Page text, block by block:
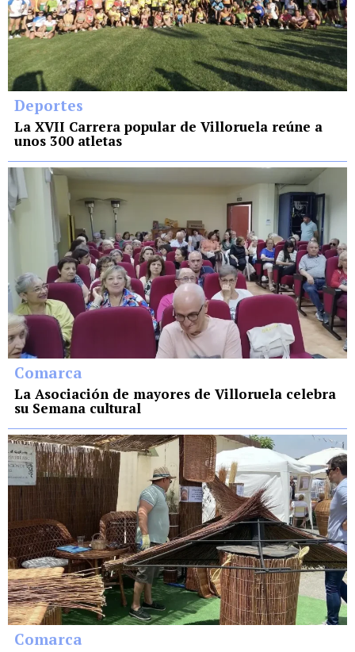
Deportes
La XVII Carrera popular de Villoruela reúne a
unos 300 atletas
Comarca
La Asociación de mayores de Villoruela celebra
su Semana cultural
Comarca